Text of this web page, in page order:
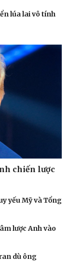
lúa lai vô tính
chiến lược
yếu Mỹ và Tổng
lược Anh vào
dù ông